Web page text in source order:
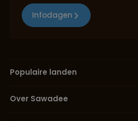
Infodagen
Populaire landen
Over Sawadee